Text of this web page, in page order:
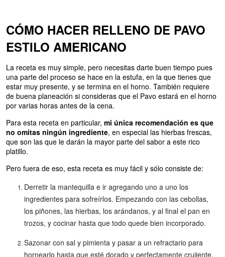
CÓMO HACER RELLENO DE PAVO
ESTILO AMERICANO
La receta es muy simple, pero necesitas darte buen tiempo pues
una parte del proceso se hace en la estufa, en la que tienes que
estar muy presente, y se termina en el horno. También requiere
de buena planeación si consideras que el Pavo estará en el horno
por varias horas antes de la cena.
Para esta receta en particular, mi única recomendación es que
no omitas ningún ingrediente, en especial las hierbas frescas,
que son las que le darán la mayor parte del sabor a este rico
platillo.
Pero fuera de eso, esta receta es muy fácil y sólo consiste de:
Derretir la mantequilla e ir agregando uno a uno los
ingredientes para sofreírlos. Empezando con las cebollas,
los piñones, las hierbas, los arándanos, y al final el pan en
trozos, y cocinar hasta que todo quede bien incorporado.
Sazonar con sal y pimienta y pasar a un refractario para
hornearlo hasta que esté dorado y perfectamente crujiente.